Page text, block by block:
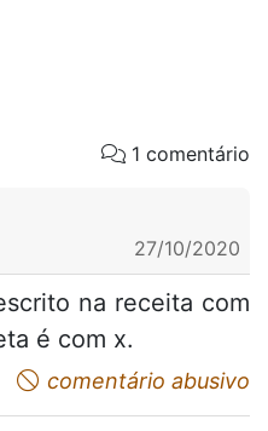
1 comentário
27/10/2020
na receita com
é com x.
comentário abusivo